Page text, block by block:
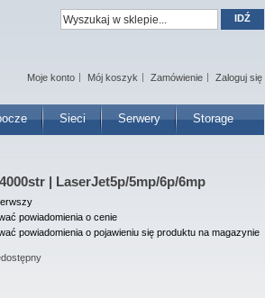
Sieci Serwery Storage
Moje konto Mój koszyk Zamówienie Zaloguj się
IDŹ
| LaserJet5p/5mp/6p/6mp
powiadomienia o cenie
powiadomienia o pojawieniu się produktu na magazynie